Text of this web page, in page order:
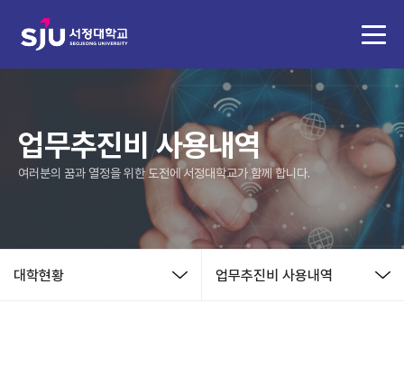
업무추진비 사용내역
여러분의 꿈과 열정을 위한 도전에 서정대학교가 함께 합니다.
대학현황 업무추진비 사용내역